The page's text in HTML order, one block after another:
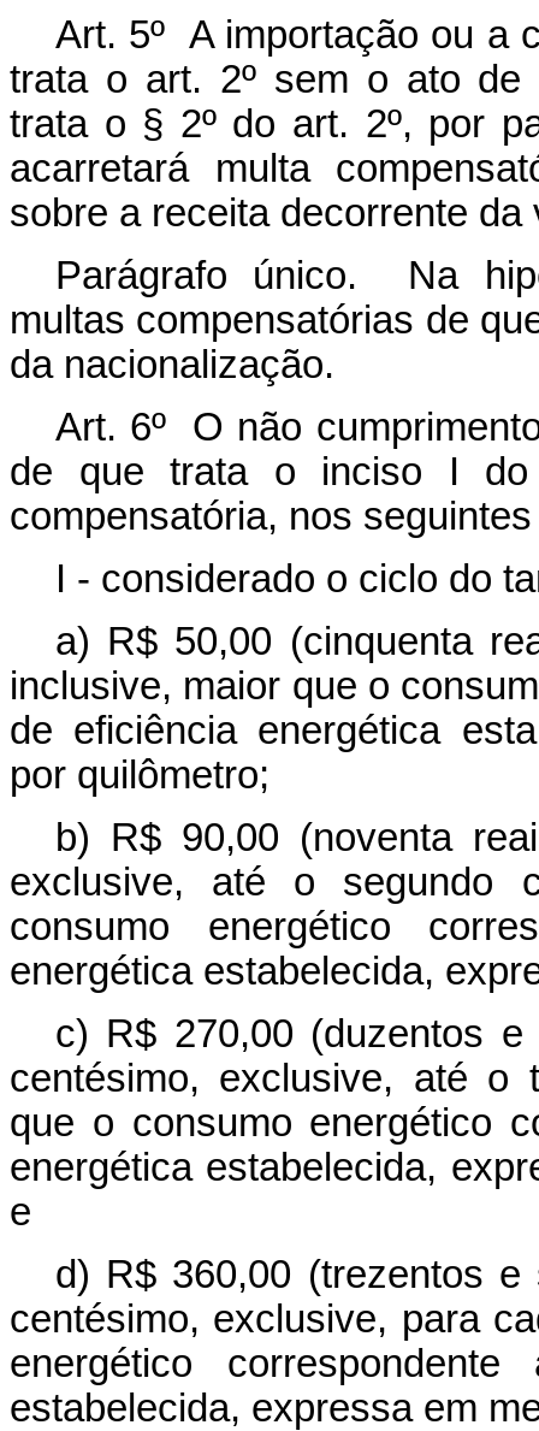
Art. 5º A importação ou a
trata o art. 2º sem o ato de
trata o § 2º do art. 2º, por
acarretará multa
sobre a receita decorrente
Parágrafo único. Na
multas compensatórias de
da nacionalização.
Art. 6º O não
de que trata o inciso I
compensatória, nos
I - considerado o ciclo do
a) R$ 50,00 (cinquenta
inclusive, maior que o
de eficiência energética
por quilômetro;
b) R$ 90,00 (noventa
exclusive, até o segundo
consumo energético
energética estabelecida,
c) R$ 270,00 (duzentos
centésimo, exclusive, até o
que o consumo energético
energética estabelecida,
e
d) R$ 360,00 (trezentos
centésimo, exclusive, para
energético
estabelecida, expressa em